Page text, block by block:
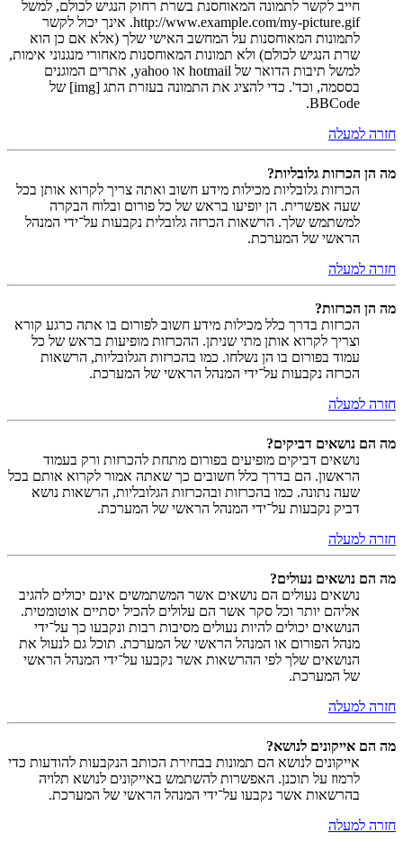
חייב לקשר לתמונה המאוחסנת בשרת רחוק הנגיש לכולם, למשל
http://www.example.com/my-picture.gif. אינך יכול לקשר
לתמונות המאוחסנות על המחשב האישי שלך (אלא אם כן הוא
שרת הנגיש לכולם) ולא תמונות המאוחסנות מאחורי מנגנוני אימות,
למשל תיבות הדואר של hotmail או yahoo, אתרים המוגנים
בססמה, וכד'. כדי להציג את התמונה בעזרת התג [img] של
BBCode.
חזרה למעלה
מה הן הכרזות גלובליות?
הכרזות גלובליות מכילות מידע חשוב ואתה צריך לקרוא אותן בכל
שעה אפשרית. הן יופיעו בראש של כל פורום ובלוח הבקרה
למשתמש שלך. הרשאות הכרזה גלובלית נקבעות על־ידי המנהל
הראשי של המערכת.
חזרה למעלה
מה הן הכרזות?
הכרזות בדרך כלל מכילות מידע חשוב לפורום בו אתה כרגע קורא
וצריך לקרוא אותן מתי שניתן. ההכרזות מופיעות בראש של כל
עמוד בפורום בו הן נשלחו. כמו בהכרזות הגלובליות, הרשאות
הכרזה נקבעות על־ידי המנהל הראשי של המערכת.
חזרה למעלה
מה הם נושאים דביקים?
נושאים דביקים מופיעים בפורום מתחת להכרזות ורק בעמוד
הראשון. הם בדרך כלל חשובים כך שאתה אמור לקרוא אותם בכל
שעה נתונה. כמו בהכרזות ובהכרזות הגלובליות, הרשאות נושא
דביק נקבעות על־ידי המנהל הראשי של המערכת.
חזרה למעלה
מה הם נושאים נעולים?
נושאים נעולים הם נושאים אשר המשתמשים אינם יכולים להגיב
אליהם יותר וכל סקר אשר הם עלולים להכיל יסתיים אוטומטית.
הנושאים יכולים להיות נעולים מסיבות רבות ונקבעו כך על־ידי
מנהל הפורום או המנהל הראשי של המערכת. תוכל גם לנעול את
הנושאים שלך לפי ההרשאות אשר נקבעו על־ידי המנהל הראשי
של המערכת.
חזרה למעלה
מה הם אייקונים לנושא?
אייקונים לנושא הם תמונות בבחירת הכותב הנקבעות להודעות כדי
לרמוז על תוכנן. האפשרות להשתמש באייקונים לנושא תלויה
בהרשאות אשר נקבעו על־ידי המנהל הראשי של המערכת.
חזרה למעלה